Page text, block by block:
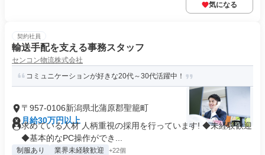
気になる
契約社員
輸送手配を支える事務スタッフ
センコン物流株式会社
コミュニケーションが好きな20代～30代活躍中！
〒957-0106新潟県北蒲原郡聖籠町
月給30万円以上
求めている人材 人柄重視の採用を行っています! ◆未経験歓迎
◆基本的なPC操作ができ...
制服あり 業界未経験歓迎 +22個